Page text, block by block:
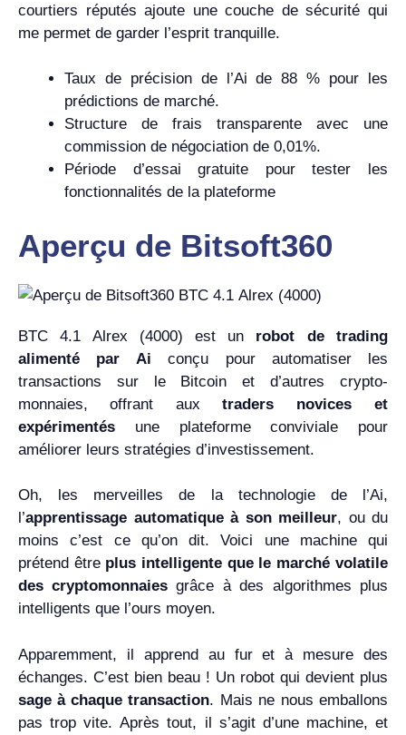
courtiers réputés ajoute une couche de sécurité qui
me permet de garder l’esprit tranquille.
Taux de précision de l’Ai de 88 % pour les
prédictions de marché.
Structure de frais transparente avec une
commission de négociation de 0,01%.
Période d’essai gratuite pour tester les
fonctionnalités de la plateforme
Aperçu de Bitsoft360
BTC 4.1 Alrex (4000) est un robot de trading
alimenté par Ai conçu pour automatiser les
transactions sur le Bitcoin et d’autres crypto-
monnaies, offrant aux traders novices et
expérimentés une plateforme conviviale pour
améliorer leurs stratégies d’investissement.
Oh, les merveilles de la technologie de l’Ai,
l’apprentissage automatique à son meilleur, ou du
moins c’est ce qu’on dit. Voici une machine qui
prétend être plus intelligente que le marché volatile
des cryptomonnaies grâce à des algorithmes plus
intelligents que l’ours moyen.
Apparemment, il apprend au fur et à mesure des
échanges. C’est bien beau ! Un robot qui devient plus
sage à chaque transaction. Mais ne nous emballons
pas trop vite. Après tout, il s’agit d’une machine, et